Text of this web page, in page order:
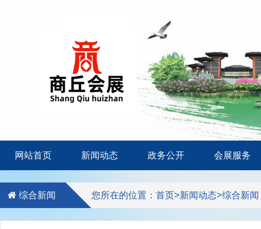
网站首页 新闻动态 政务公开 会展服务
综合新闻 您所在的位置： 首页>新闻动态>综合新闻